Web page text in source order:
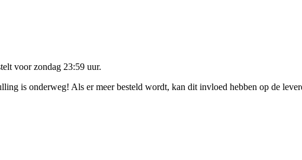
voorzondag 23:59 uur.
is onderweg! Als er meer besteld wordt, kan dit invloed hebben op de